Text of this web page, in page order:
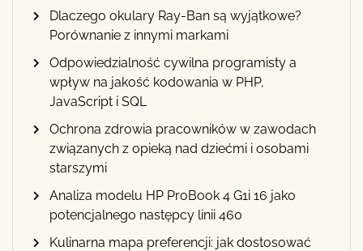
Dlaczego okulary Ray-Ban są wyjątkowe?
Porównanie z innymi markami
Odpowiedzialność cywilna programisty a
wpływ na jakość kodowania w PHP,
JavaScript i SQL
Ochrona zdrowia pracowników w zawodach
związanych z opieką nad dziećmi i osobami
starszymi
Analiza modelu HP ProBook 4 G1i 16 jako
potencjalnego następcy linii 460
Kulinarna mapa preferencji: jak dostosować